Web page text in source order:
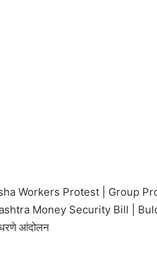
Workers Protest | Group
Money Security Bill |
धरणे आंदोलन